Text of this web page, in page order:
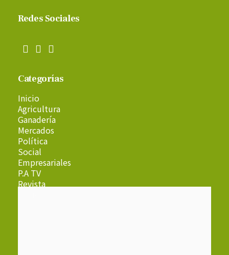
Redes Sociales
Categorías
Inicio
Agricultura
Ganadería
Mercados
Política
Social
Empresariales
P.A TV
Revista